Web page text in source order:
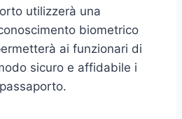
utilizzerà una
biometrico
ai funzionari di
sicuro e affidabile i